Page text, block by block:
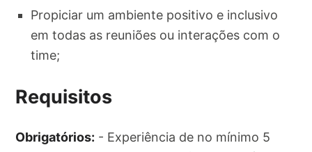
Propiciar um ambiente positivo e inclusivo
em todas as reuniões ou interações com o
time;
Requisitos
Obrigatórios: - Experiência de no mínimo 5